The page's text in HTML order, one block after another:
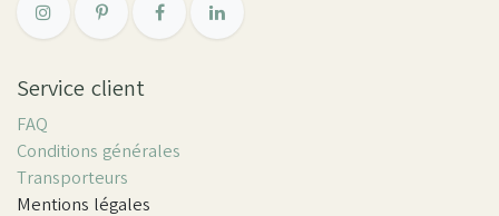
Service client
FAQ
Conditions générales
Transporteurs
Mentions légales